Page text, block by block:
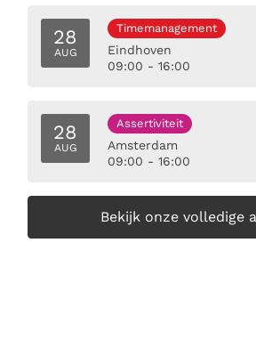
28
AUG
Timemanagement
Eindhoven
09:00 - 16:00
28
AUG
Assertiviteit
Amsterdam
09:00 - 16:00
Bekijk onze volledige